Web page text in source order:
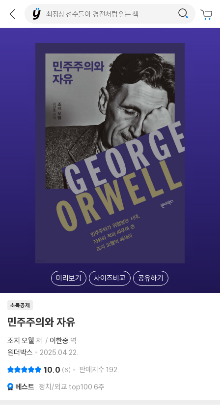
미리보기 사이즈비교 공유하기
소득공제
민주주의와 자유
조지 오웰 저 이한중 역
원더박스
2025.04.22.
10.0 6 판매지수 192
베스트 정치/외교 top100 6주